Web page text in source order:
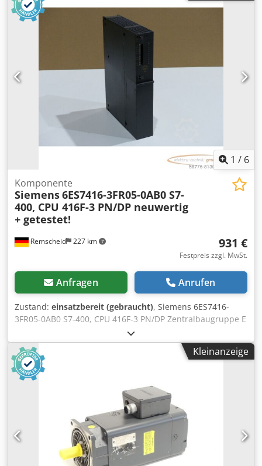
1 / 6
Remscheid 227 km
Komponente
Siemens6ES7416-3FR05-0AB0 S7-
400, CPU 416F-3 PN/DP neuwertig
+ getestet!
931 €
Festpreis zzgl. MwSt.
Anfragen Anrufen
Zustand: einsatzbereit (gebraucht), Siemens 6ES7416-
3FR05-0AB0 S7-400, CPU 416F-3 PN/DP Zentralbaugruppe E
Stand 4 , Softwareversion V5.2.0 , Serien-Nr. gemäß Foto
neuwertig, fachgerecht getestet, 100% funktionsfähig,
Lieferumfang gem. Fotos Crodpfxji Edugo AilofKleinanzeige